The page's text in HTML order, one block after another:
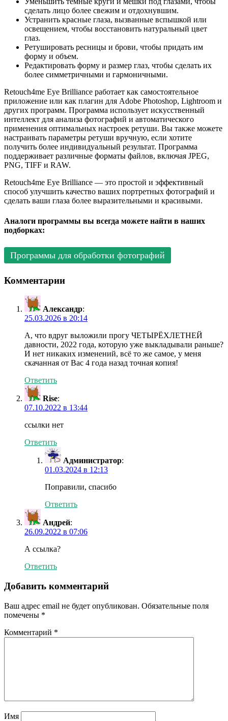
сделать лицо более свежим и отдохнувшим.
Устранить красные глаза, вызванные вспышкой или
освещением, чтобы восстановить натуральный цвет
глаз.
Ретушировать ресницы и брови, чтобы придать им
форму и объем.
Редактировать форму и размер глаз, чтобы сделать их
более симметричными и гармоничными.
Retouch4me Eye Brilliance работает как самостоятельное
приложение или как плагин для Adobe Photoshop, Lightroom и
других программ. Программа использует искусственный
интеллект для анализа фотографий и автоматического
применения оптимальных настроек ретуши. Вы также можете
настраивать параметры ретуши вручную, если хотите
получить более индивидуальный результат. Программа
поддерживает различные форматы файлов, включая JPEG,
PNG, TIFF и RAW.
Retouch4me Eye Brilliance — это простой и эффективный
способ улучшить качество ваших портретных фотографий и
сделать ваши глаза более выразительными и красивыми.
Аналоги программы вы всегда можете найти в наших
подборках:
Программы для обработки фотографий
Комментарии
Александр:
25.03.2026 в 20:14
А, что вдруг выложили прогу ЧЕТЫРЁХЛЕТНЕЙ
давности, 2022 года, которую уже выкладывали раньше?
И нет никаких изменений, всё то же самое, у меня
скачанная от Вас 4 года назад точная копия!
Ответить
Rise:
07.10.2022 в 13:44
ссылки нет
Ответить
Администратор:
01.03.2024 в 12:13
Поправили, спасибо
Ответить
Андрей:
26.09.2022 в 07:06
А ссылка?
Ответить
Добавить комментарий
Ваш адрес email не будет опубликован. Обязательные поля
помечены *
Комментарий *
Имя